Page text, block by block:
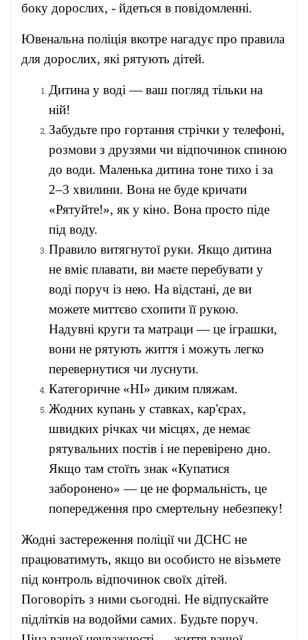
боку дорослих, - йдеться в повідомленні.
Ювенальна поліція вкотре нагадує про правила
для дорослих, які рятують дітей.
Дитина у воді — ваш погляд тільки на
ній!
Забудьте про гортання стрічки у телефоні,
розмови з друзями чи відпочинок спиною
до води. Маленька дитина тоне тихо і за
2–3 хвилини. Вона не буде кричати
«Рятуйте!», як у кіно. Вона просто піде
під воду.
Правило витягнутої руки. Якщо дитина
не вміє плавати, ви маєте перебувати у
воді поруч із нею. На відстані, де ви
можете миттєво схопити її рукою.
Надувні круги та матраци — це іграшки,
вони не рятують життя і можуть легко
перевернутися чи луснути.
Категоричне «НІ» диким пляжам.
Жодних купань у ставках, кар'єрах,
швидких річках чи місцях, де немає
рятувальних постів і не перевірено дно.
Якщо там стоїть знак «Купатися
заборонено» — це не формальність, це
попередження про смертельну небезпеку!
Жодні застереження поліції чи ДСНС не
працюватимуть, якщо ви особисто не візьмете
під контроль відпочинок своїх дітей.
Поговоріть з ними сьогодні. Не відпускайте
підлітків на водойми самих. Будьте поруч.